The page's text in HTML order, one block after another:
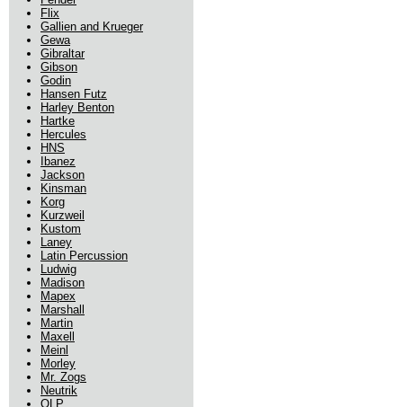
Flix
Gallien and Krueger
Gewa
Gibraltar
Gibson
Godin
Hansen Futz
Harley Benton
Hartke
Hercules
HNS
Ibanez
Jackson
Kinsman
Korg
Kurzweil
Kustom
Laney
Latin Percussion
Ludwig
Madison
Mapex
Marshall
Martin
Maxell
Meinl
Morley
Mr. Zogs
Neutrik
OLP